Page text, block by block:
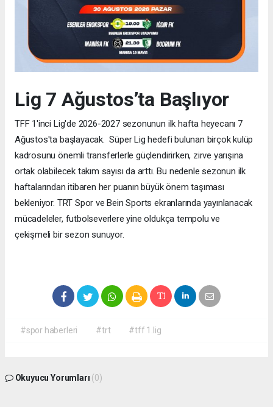
Lig 7 Ağustos’ta Başlıyor
TFF 1'inci Lig'de 2026-2027 sezonunun ilk hafta heyecanı 7
Ağustos'ta başlayacak. Süper Lig hedefi bulunan birçok kulüp
kadrosunu önemli transferlerle güçlendirirken, zirve yarışına
ortak olabilecek takım sayısı da arttı. Bu nedenle sezonun ilk
haftalarından itibaren her puanın büyük önem taşıması
bekleniyor. TRT Spor ve Bein Sports ekranlarında yayınlanacak
mücadeleler, futbolseverlere yine oldukça tempolu ve
çekişmeli bir sezon sunuyor.
#spor haberleri #trt #tff 1.lig
Okuyucu Yorumları (0)